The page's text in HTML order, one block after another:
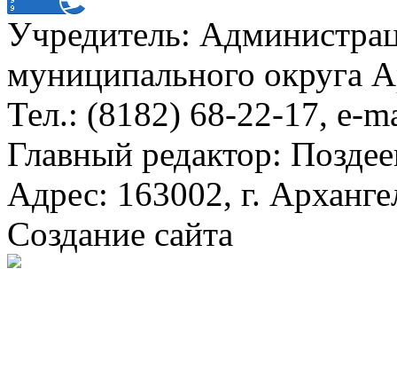
Учредитель:
муниципального округа
Тел.: (8182) 68-22-17, e-
Главный редактор:
Адрес: 163002, г.
Создание сайта